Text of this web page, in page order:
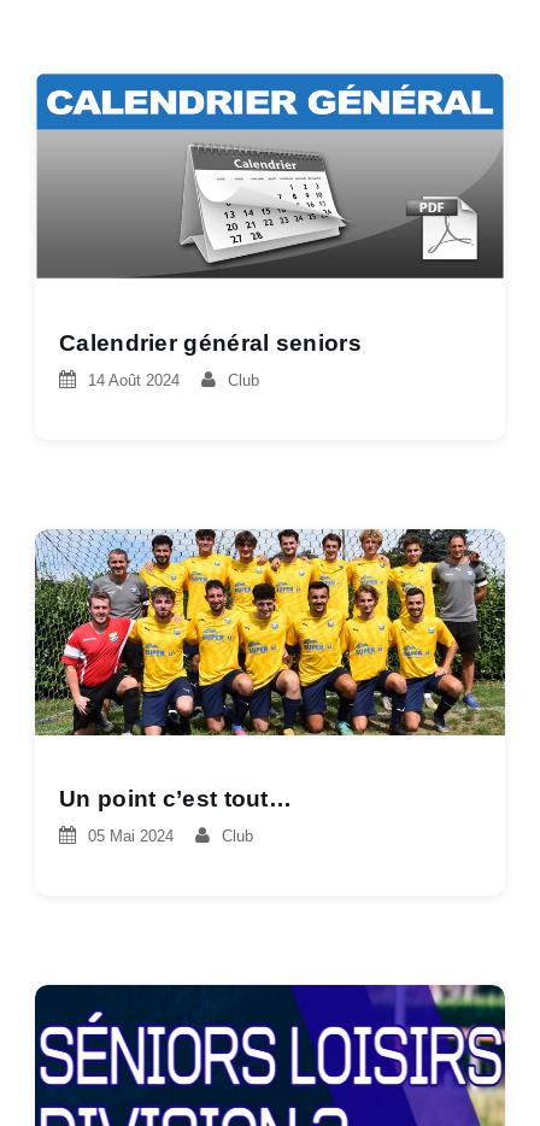
Calendrier général seniors
14 Août 2024 Club
Un point c’est tout…
05 Mai 2024 Club